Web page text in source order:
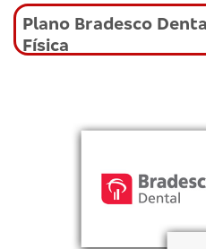
Plano Bradesco
Física